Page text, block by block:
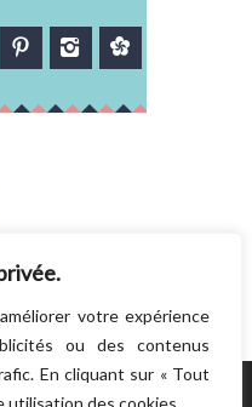
votre expérience
ou des contenus
En cliquant sur « Tout
utilisation des cookies.